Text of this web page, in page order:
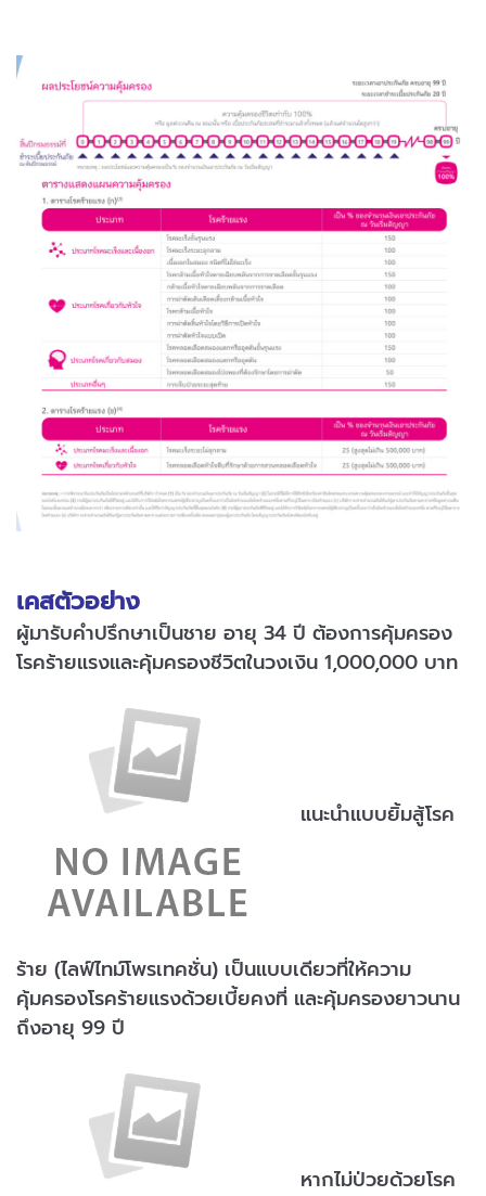
เคสตัวอย่าง
ผู้มารับคำปรึกษาเป็นชาย อายุ 34 ปี ต้องการคุ้มครอง
โรคร้ายแรงและคุ้มครองชีวิตในวงเงิน 1,000,000 บาท
แนะนำแบบยิ้มสู้โรค
ร้าย (ไลฟ์ไทม์โพรเทคชั่น) เป็นแบบเดียวที่ให้ความ
คุ้มครองโรคร้ายแรงด้วยเบี้ยคงที่ และคุ้มครองยาวนาน
ถึงอายุ 99 ปี
หากไม่ป่วยด้วยโรค